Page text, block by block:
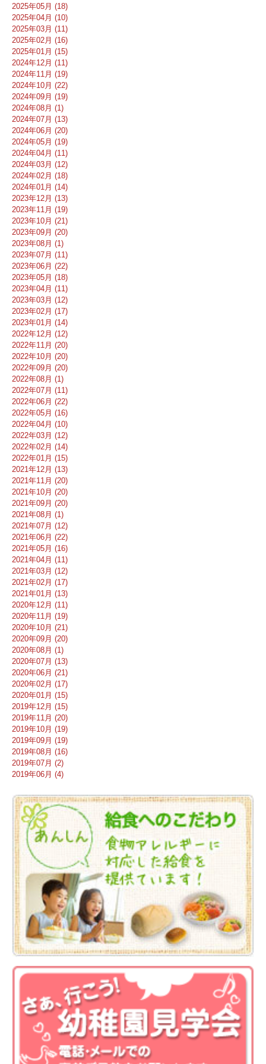
2025年05月 (18)
2025年04月 (10)
2025年03月 (11)
2025年02月 (16)
2025年01月 (15)
2024年12月 (11)
2024年11月 (19)
2024年10月 (22)
2024年09月 (19)
2024年08月 (1)
2024年07月 (13)
2024年06月 (20)
2024年05月 (19)
2024年04月 (11)
2024年03月 (12)
2024年02月 (18)
2024年01月 (14)
2023年12月 (13)
2023年11月 (19)
2023年10月 (21)
2023年09月 (20)
2023年08月 (1)
2023年07月 (11)
2023年06月 (22)
2023年05月 (18)
2023年04月 (11)
2023年03月 (12)
2023年02月 (17)
2023年01月 (14)
2022年12月 (12)
2022年11月 (20)
2022年10月 (20)
2022年09月 (20)
2022年08月 (1)
2022年07月 (11)
2022年06月 (22)
2022年05月 (16)
2022年04月 (10)
2022年03月 (12)
2022年02月 (14)
2022年01月 (15)
2021年12月 (13)
2021年11月 (20)
2021年10月 (20)
2021年09月 (20)
2021年08月 (1)
2021年07月 (12)
2021年06月 (22)
2021年05月 (16)
2021年04月 (11)
2021年03月 (12)
2021年02月 (17)
2021年01月 (13)
2020年12月 (11)
2020年11月 (19)
2020年10月 (21)
2020年09月 (20)
2020年08月 (1)
2020年07月 (13)
2020年06月 (21)
2020年02月 (17)
2020年01月 (15)
2019年12月 (15)
2019年11月 (20)
2019年10月 (19)
2019年09月 (19)
2019年08月 (16)
2019年07月 (2)
2019年06月 (4)